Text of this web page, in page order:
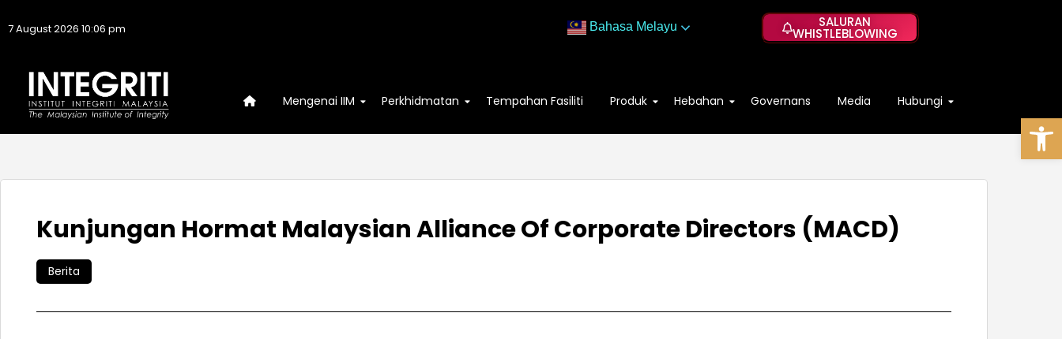
7 August 2026 10:06 pm Bahasa Melayu SALURAN
WHISTLEBLOWING
Mengenai IIM Perkhidmatan Tempahan Fasiliti Produk Hebahan Governans Media Hubungi
Kunjungan Hormat Malaysian Alliance Of Corporate Directors (MACD)
Berita